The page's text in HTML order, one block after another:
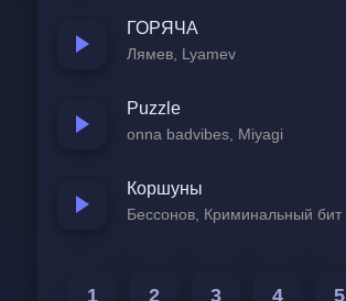
ГОРЯЧА
Лямев, Lyamev
Puzzle
onna badvibes, Miyagi
Коршуны
Бессонов, Криминальный бит
1 2 3 4 5